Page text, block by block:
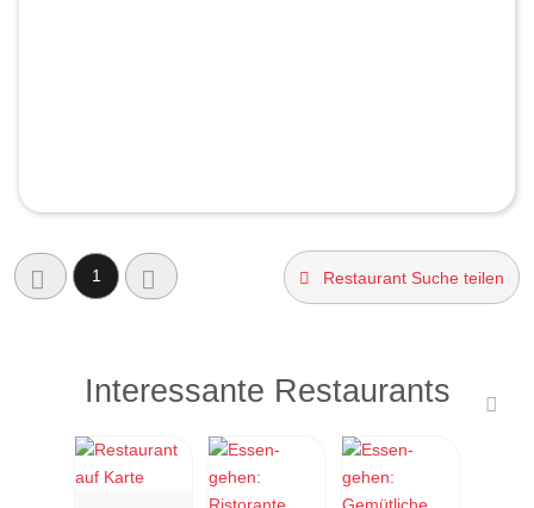
1 Restaurant Suche teilen
Interessante Restaurants